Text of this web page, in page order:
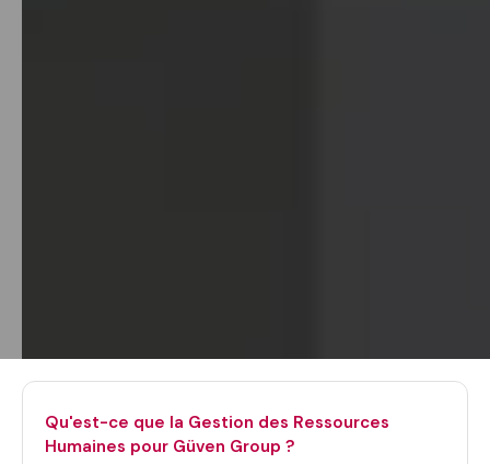
Qu'est-ce que la Gestion des Ressources
Humaines pour Güven Group ?